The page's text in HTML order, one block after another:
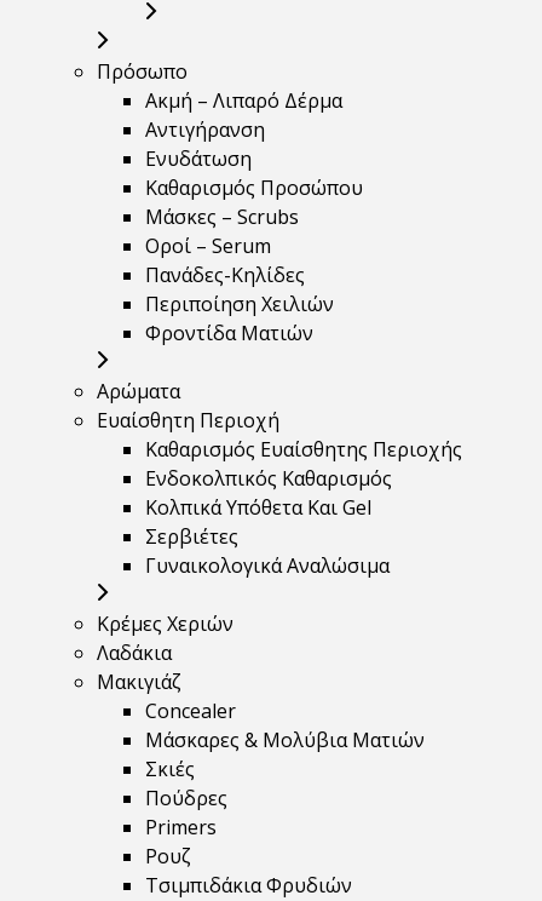
Πρόσωπο
Ακμή – Λιπαρό Δέρμα
Αντιγήρανση
Ενυδάτωση
Καθαρισμός Προσώπου
Μάσκες – Scrubs
Οροί – Serum
Πανάδες-Κηλίδες
Περιποίηση Χειλιών
Φροντίδα Ματιών
Αρώματα
Ευαίσθητη Περιοχή
Καθαρισμός Ευαίσθητης Περιοχής
Ενδοκολπικός Καθαρισμός
Κολπικά Υπόθετα Και Gel
Σερβιέτες
Γυναικολογικά Αναλώσιμα
Κρέμες Χεριών
Λαδάκια
Μακιγιάζ
Concealer
Μάσκαρες & Μολύβια Ματιών
Σκιές
Πούδρες
Primers
Ρουζ
Τσιμπιδάκια Φρυδιών